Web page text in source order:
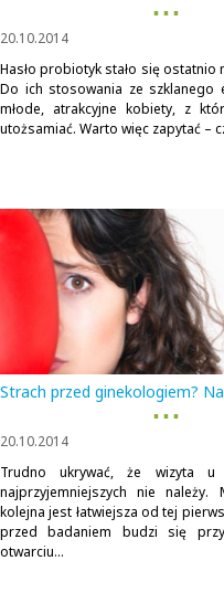
▪ ▪ ▪
20.10.2014
Hasło probiotyk stało się ostatnio
Do ich stosowania ze szklanego
młode, atrakcyjne kobiety, z
utożsamiać. Warto więc zapytać –
Strach przed ginekologiem?
▪ ▪ ▪
20.10.2014
Trudno ukrywać, że wizyta u
najprzyjemniejszych nie należy.
kolejna jest łatwiejsza od tej
przed badaniem budzi się przy
otwarciu...